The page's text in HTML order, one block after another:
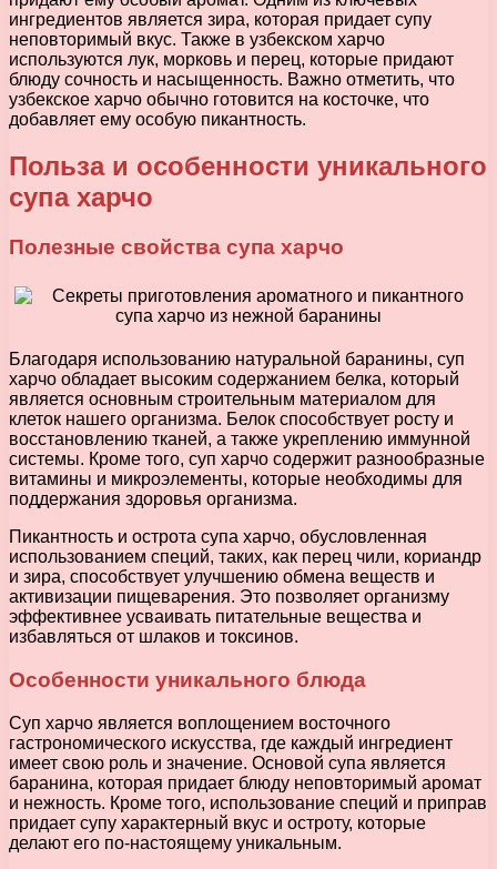
ингредиентов является зира, которая придает супу
неповторимый вкус. Также в узбекском харчо
используются лук, морковь и перец, которые придают
блюду сочность и насыщенность. Важно отметить, что
узбекское харчо обычно готовится на косточке, что
добавляет ему особую пикантность.
Польза и особенности уникального
супа харчо
Полезные свойства супа харчо
Благодаря использованию натуральной баранины, суп
харчо обладает высоким содержанием белка, который
является основным строительным материалом для
клеток нашего организма. Белок способствует росту и
восстановлению тканей, а также укреплению иммунной
системы. Кроме того, суп харчо содержит разнообразные
витамины и микроэлементы, которые необходимы для
поддержания здоровья организма.
Пикантность и острота супа харчо, обусловленная
использованием специй, таких, как перец чили, кориандр
и зира, способствует улучшению обмена веществ и
активизации пищеварения. Это позволяет организму
эффективнее усваивать питательные вещества и
избавляться от шлаков и токсинов.
Особенности уникального блюда
Суп харчо является воплощением восточного
гастрономического искусства, где каждый ингредиент
имеет свою роль и значение. Основой супа является
баранина, которая придает блюду неповторимый аромат
и нежность. Кроме того, использование специй и приправ
придает супу характерный вкус и остроту, которые
делают его по-настоящему уникальным.